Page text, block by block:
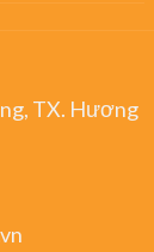
TX. Hương